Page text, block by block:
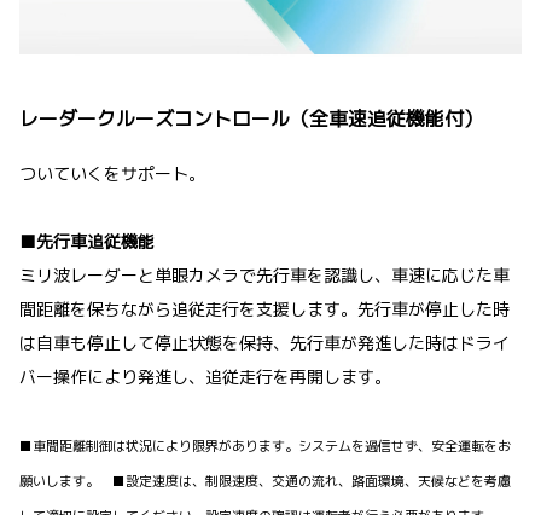
レーダークルーズコントロール（全車速追従機能付）
ついていくをサポート。
■先行車追従機能
ミリ波レーダーと単眼カメラで先行車を認識し、車速に応じた車
間距離を保ちながら追従走行を支援します。先行車が停止した時
は自車も停止して停止状態を保持、先行車が発進した時はドライ
バー操作により発進し、追従走行を再開します。
■車間距離制御は状況により限界があります。システムを過信せず、安全運転をお
願いします。 ■設定速度は、制限速度、交通の流れ、路面環境、天候などを考慮